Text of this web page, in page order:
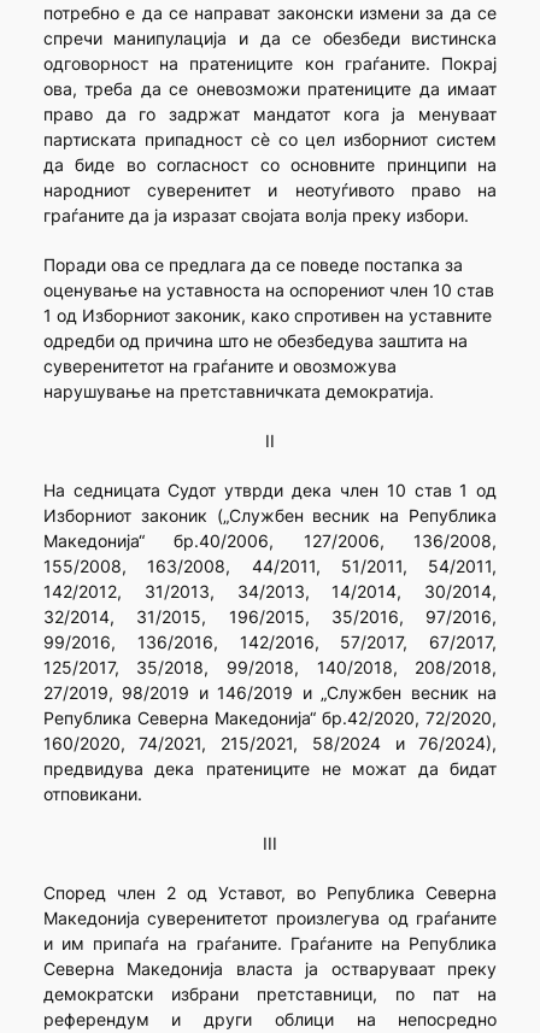
потребно е да се направат законски измени за да се
спречи манипулација и да се обезбеди вистинска
одговорност на пратениците кон граѓаните. Покрај
ова, треба да се оневозможи пратениците да имаат
право да го задржат мандатот кога ја менуваат
партиската припадност сè со цел изборниот систем
да биде во согласност со основните принципи на
народниот суверенитет и неотуѓивото право на
граѓаните да ја изразат својата волја преку избори.
Поради ова се предлага да се поведе постапка за
оценување на уставноста на оспорениот член 10 став
1 од Изборниот законик, како спротивен на уставните
одредби од причина што не обезбедува заштита на
суверенитетот на граѓаните и овозможува
нарушување на претставничката демократија.
II
На седницата Судот утврди дека член 10 став 1 од
Изборниот законик („Службен весник на Република
Македонија“ бр.40/2006, 127/2006, 136/2008,
155/2008, 163/2008, 44/2011, 51/2011, 54/2011,
142/2012, 31/2013, 34/2013, 14/2014, 30/2014,
32/2014, 31/2015, 196/2015, 35/2016, 97/2016,
99/2016, 136/2016, 142/2016, 57/2017, 67/2017,
125/2017, 35/2018, 99/2018, 140/2018, 208/2018,
27/2019, 98/2019 и 146/2019 и „Службен весник на
Република Северна Македонија“ бр.42/2020, 72/2020,
160/2020, 74/2021, 215/2021, 58/2024 и 76/2024),
предвидува дека пратениците не можат да бидат
отповикани.
III
Според член 2 од Уставот, во Република Северна
Македонија суверенитетот произлегува од граѓаните
и им припаѓа на граѓаните. Граѓаните на Република
Северна Македонија власта ја остваруваат преку
демократски избрани претставници, по пат на
референдум и други облици на непосредно